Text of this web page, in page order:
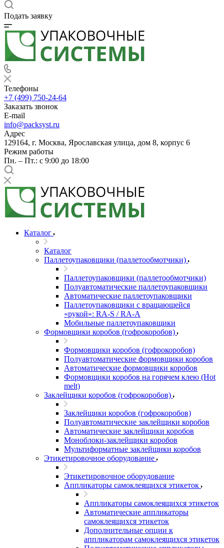
Подать заявку
Телефоны
+7 (499) 750-24-64
Заказать звонок
E-mail
info@packsyst.ru
Адрес
129164, г. Москва, Ярославская улица, дом 8, корпус 6
Режим работы
Пн. – Пт.: с 9:00 до 18:00
Каталог
Каталог
Паллетоупаковщики (паллетообмотчики)
Паллетоупаковщики (паллетообмотчики)
Полуавтоматические паллетоупаковщики
Автоматические паллетоупаковщики
Паллетоупаковщики с вращающейся
«рукой»: RA-S / RA-A
Мобильные паллетоупаковщики
Формовщики коробов (гофрокоробов)
Формовщики коробов (гофрокоробов)
Полуавтоматические формовщики коробов
Автоматические формовщики коробов
Формовщики коробов на горячем клею (Hot
melt)
Заклейщики коробов (гофрокоробов)
Заклейщики коробов (гофрокоробов)
Полуавтоматические заклейщики коробов
Автоматические заклейщики коробов
Моноблоки-заклейщики коробов
Мультиформатные заклейщики коробов
Этикетировочное оборудование
Этикетировочное оборудование
Аппликаторы самоклеящихся этикеток
Аппликаторы самоклеящихся этикеток
Автоматические аппликаторы
самоклеящихся этикеток
Дополнительные опции к
аппликаторам самоклеящихся этикеток